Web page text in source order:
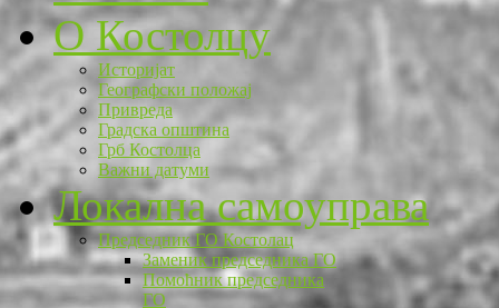
O Костолцу
Историјат
Географски положај
Привреда
Градска општина
Грб Костолца
Важни датуми
Локална самоуправа
Председник ГО Костолац
Заменик председника ГО
Помоћник председника
ГО